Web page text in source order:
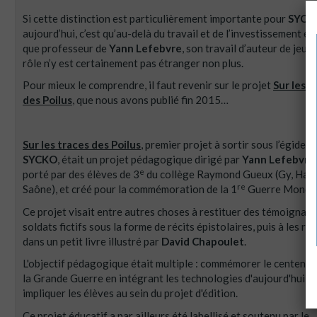
Si cette distinction est particulièrement importante pour SYCKO
aujourd’hui, c’est qu’au-delà du travail et de l’investissement
que professeur de Yann Lefebvre, son travail d’auteur de jeu de
rôle n’y est certainement pas étranger non plus.
Pour mieux le comprendre, il faut revenir sur le projet Sur les
des Poilus, que nous avons publié fin 2015…
Sur les traces des Poilus, premier projet à sortir sous l’égide de
SYCKO, était un projet pédagogique dirigé par Yann Lefebvre
porté par des élèves de 3e du collège Raymond Gueux (Gy, Haute
Saône), et créé pour la commémoration de la 1 re Guerre
Ce projet visait entre autres choses à restituer des
soldats fictifs sous la forme de récits épistolaires, puis à les
dans un petit livre illustré par David Chapoulet.
L'objectif pédagogique était multiple : commémorer le
la Grande Guerre en intégrant les technologies d'aujourd'hui et
impliquer les élèves au sein du projet d'édition.